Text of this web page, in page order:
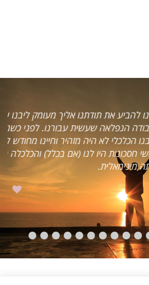
אליך מעומק ליבנו על
עבורנו. לפני כשנתיים
מזהיר וחיינו מחודש לחודש,
לנו (אם בכלל) והכלכלה הביתית
חנן וליאת